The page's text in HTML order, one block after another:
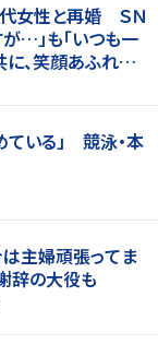
女性と再婚 ＳＮ
…」も「いつも一
、笑顔あふれる
ている」 競泳・本
は主婦頑張ってま
辞の大役も